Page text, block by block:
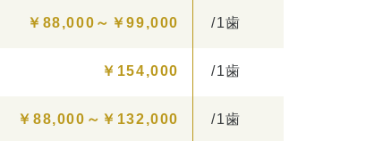
￥88,000～￥99,000 /1歯
￥154,000 /1歯
￥88,000～￥132,000 /1歯